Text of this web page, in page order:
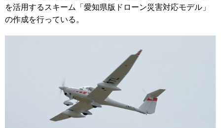
を活用するスキーム「愛知県版ドローン災害対応モデル」
の作成を行っている。